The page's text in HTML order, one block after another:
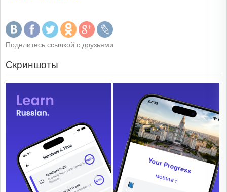
Поделитесь ссылкой с друзьями
Скриншоты